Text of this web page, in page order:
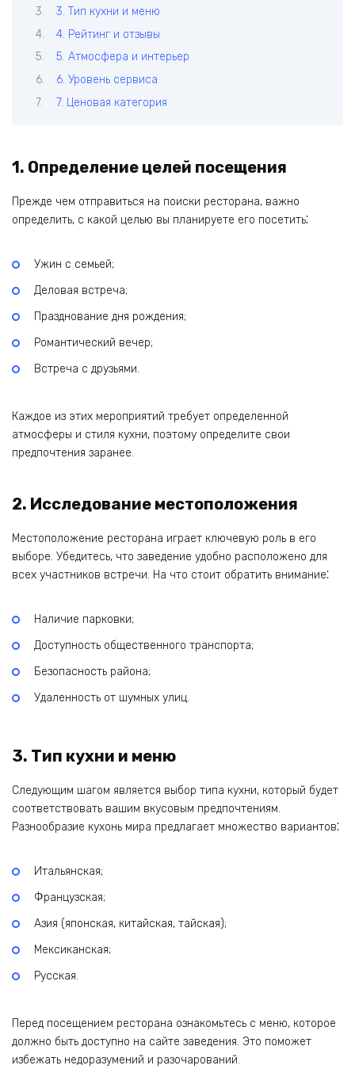
3. Тип кухни и меню
4. Рейтинг и отзывы
5. Атмосфера и интерьер
6. Уровень сервиса
7. Ценовая категория
1. Определение целей посещения
Прежде чем отправиться на поиски ресторана‚ важно
определить‚ с какой целью вы планируете его посетить⁚
Ужин с семьей;
Деловая встреча;
Празднование дня рождения;
Романтический вечер;
Встреча с друзьями.
Каждое из этих мероприятий требует определенной
атмосферы и стиля кухни‚ поэтому определите свои
предпочтения заранее.
2. Исследование местоположения
Местоположение ресторана играет ключевую роль в его
выборе. Убедитесь‚ что заведение удобно расположено для
всех участников встречи. На что стоит обратить внимание⁚
Наличие парковки;
Доступность общественного транспорта;
Безопасность района;
Удаленность от шумных улиц.
3. Тип кухни и меню
Следующим шагом является выбор типа кухни‚ который будет
соответствовать вашим вкусовым предпочтениям.
Разнообразие кухонь мира предлагает множество вариантов⁚
Итальянская;
Французская;
Азия (японская‚ китайская‚ тайская);
Мексиканская;
Русская.
Перед посещением ресторана ознакомьтесь с меню‚ которое
должно быть доступно на сайте заведения. Это поможет
избежать недоразумений и разочарований.